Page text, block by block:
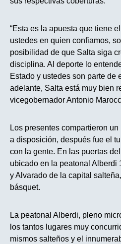
“Esta es la apuesta que tiene
ustedes en quien confiamos,
posibilidad de que Salta siga
disciplina. Al deporte lo
Estado y ustedes son parte de
adelante, Salta está muy bien
vicegobernador Antonio
Los presentes compartieron
a disposición, después fue el
con la gente. En las puertas
ubicado en la peatonal Alberdi
y Alvarado de la capital
básquet.
La peatonal Alberdi, pleno
los tantos lugares muy
mismos salteños y el